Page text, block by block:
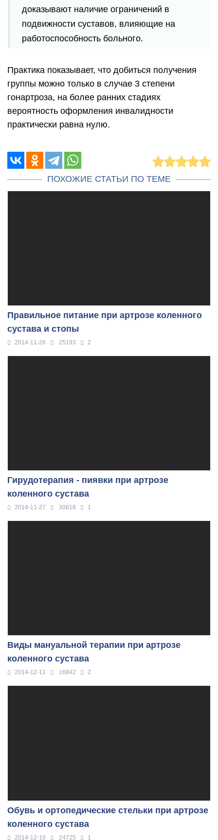
доказывают наличие ограничений в
подвижности суставов, влияющие на
работоспособность больного.
Практика показывает, что добиться получения
группы можно только в случае 3 степени
гонартроза, на более ранних стадиях
вероятность оформления инвалидности
практически равна нулю.
ПОХОЖИЕ СТАТЬИ ПО ТЕМЕ
Правильное питание при артрозе коленного
сустава и стопы
2014-11-26 25193 2
Гирудотерапия - пиявки при артрозе
коленного сустава
2014-11-27 30618 1
Виды мануальной терапии при артрозе
коленного сустава
2014-12-11 16842 2
Обувь и ортопедические стельки при артрозе
коленного сустава
2014-12-10 24725 1